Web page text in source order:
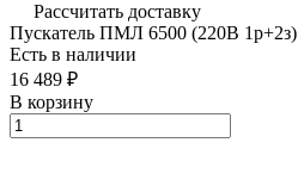
Рассчитать доставку
Пускатель ПМЛ 6500 (220В 1р+2з)
Есть в наличии
16 489 ₽
В корзину